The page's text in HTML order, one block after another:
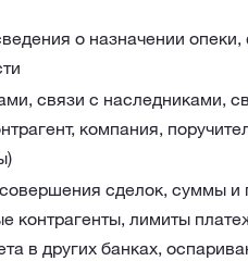
о назначении опеки,
связи с наследниками,
компания,
сделок, суммы и
контрагенты, лимиты
в других банках,